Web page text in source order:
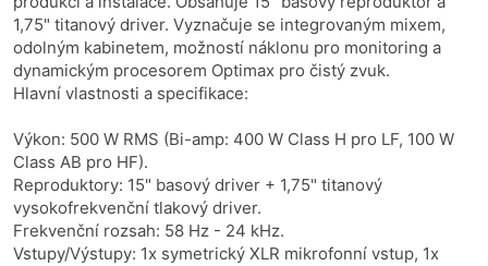
1,75" titanový driver. Vyznačuje se integrovaným mixem,
odolným kabinetem, možností náklonu pro monitoring a
dynamickým procesorem Optimax pro čistý zvuk.
Hlavní vlastnosti a specifikace:
Výkon: 500 W RMS (Bi-amp: 400 W Class H pro LF, 100 W
Class AB pro HF).
Reproduktory: 15" basový driver + 1,75" titanový
vysokofrekvenční tlakový driver.
Frekvenční rozsah: 58 Hz - 24 kHz.
Vstupy/Výstupy: 1x symetrický XLR mikrofonní vstup, 1x